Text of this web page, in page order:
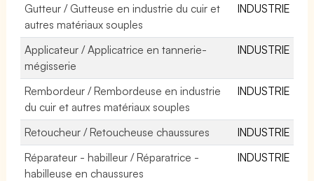
Gutteur / Gutteuse en industrie du cuir et
autres matériaux souples
INDUSTRIE
Applicateur / Applicatrice en tannerie-
mégisserie
INDUSTRIE
Rembordeur / Rembordeuse en industrie
du cuir et autres matériaux souples
INDUSTRIE
Retoucheur / Retoucheuse chaussures
INDUSTRIE
Réparateur - habilleur / Réparatrice -
habilleuse en chaussures
INDUSTRIE